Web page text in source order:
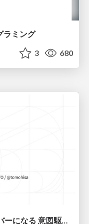
ラミング
3 680